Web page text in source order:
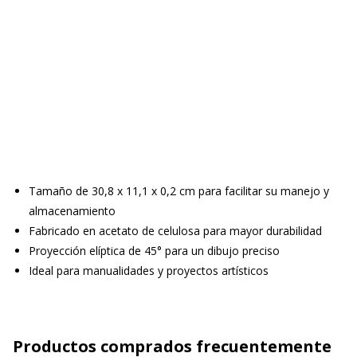
Tamaño de 30,8 x 11,1 x 0,2 cm para facilitar su manejo y
almacenamiento
Fabricado en acetato de celulosa para mayor durabilidad
Proyección elíptica de 45° para un dibujo preciso
Ideal para manualidades y proyectos artísticos
Productos comprados frecuentemente